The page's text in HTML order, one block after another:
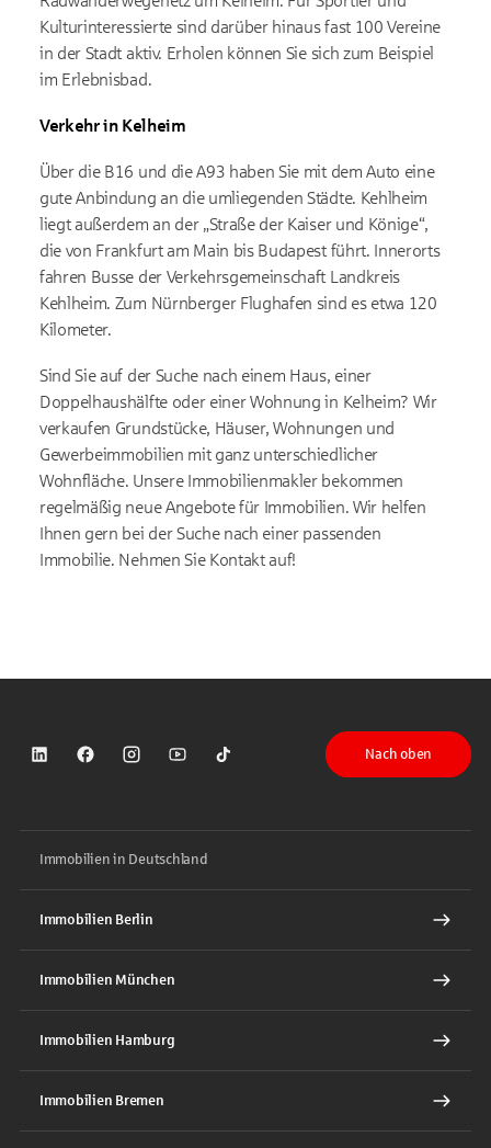
Kulturinteressierte sind darüber hinaus fast 100 Vereine
in der Stadt aktiv. Erholen können Sie sich zum Beispiel
im Erlebnisbad.
Verkehr in Kelheim
Über die B16 und die A93 haben Sie mit dem Auto eine
gute Anbindung an die umliegenden Städte. Kehlheim
liegt außerdem an der „Straße der Kaiser und Könige“,
die von Frankfurt am Main bis Budapest führt. Innerorts
fahren Busse der Verkehrsgemeinschaft Landkreis
Kehlheim. Zum Nürnberger Flughafen sind es etwa 120
Kilometer.
Sind Sie auf der Suche nach einem Haus, einer
Doppelhaushälfte oder einer Wohnung in Kelheim? Wir
verkaufen Grundstücke, Häuser, Wohnungen und
Gewerbeimmobilien mit ganz unterschiedlicher
Wohnfläche. Unsere Immobilienmakler bekommen
regelmäßig neue Angebote für Immobilien. Wir helfen
Ihnen gern bei der Suche nach einer passenden
Immobilie. Nehmen Sie Kontakt auf!
Sparkasse auf LinkedIn
Sparkasse auf Facebook
Sparkasse auf Instagram
Sparkasse auf YouTube
Sparkasse auf TikTok
Nach oben
Immobilien in Deutschland
Immobilien Berlin
Immobilien München
Immobilien Hamburg
Immobilien Bremen